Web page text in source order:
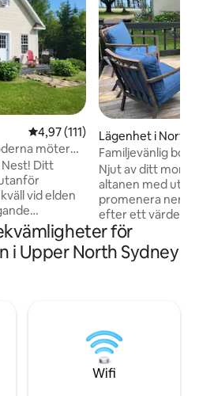
4,97 av 5 i genomsnittligt
4,97 (111)
möter
Nest! Ditt
vid elden
kvällen kan
i
utflykt runt
Kom och
på vår privata
från Trans
Lägenhet i North
Familjevänlig
och havsutsikt
Njut av ditt
altanen med
promenera ner
efter ett
lägenhet på
historisk
gäster som
Baddeck (starten
Cabot Trail), 15
Fiddle och 10
för
i Upper North Sydney
Wifi